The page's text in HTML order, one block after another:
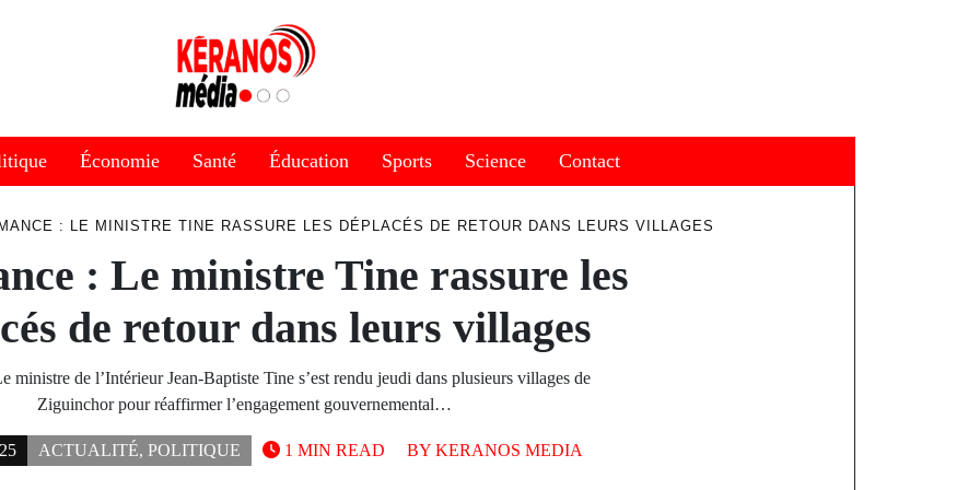
Économie Santé Éducation Sports Science Contact
: LE MINISTRE TINE RASSURE LES DÉPLACÉS DE RETOUR DANS LEURS VILLAGES
: Le ministre Tine rassure les
de retour dans leurs villages
ministre de l’Intérieur Jean-Baptiste Tine s’est rendu jeudi dans plusieurs villages de
Ziguinchor pour réaffirmer l’engagement gouvernemental…
ACTUALITÉ, POLITIQUE BY KERANOS MEDIA
1 MIN READ